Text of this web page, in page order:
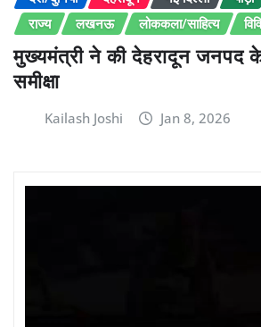
राज्य
लखनऊ लोककला/साहित्य
मुख्यमंत्री ने की देहरादून जनपद के
समीक्षा
Kailash Joshi Jan 8, 2026